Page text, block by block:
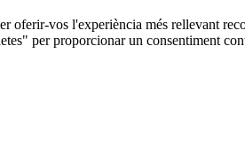
oferir-vos l'experiència més rellevant
per proporcionar un consentiment